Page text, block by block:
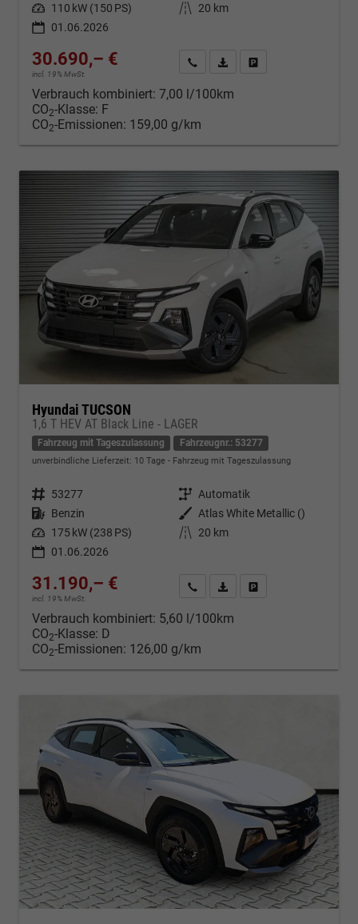
Leistung 110 kW (150 PS) Kilometerstand
20 km
01.06.2026
30.690,– €
incl. 19% MwSt.
Kontakt & Angebot anfordern
PDF-Datei, Fahrzeugexposé
Verbrauch kombiniert: 7,00 l/100km
CO2-Klasse: F
CO2-Emissionen: 159,00 g/km
Hyundai TUCSON
1,6 T HEV AT Black Line - LAGER
Fahrzeug mit Tageszulassung Fahrzeugnr.: 53277
unverbindliche Lieferzeit: 10 Tage Fahrzeug mit Tageszulassung
Fahrzeugnr. 53277 Getriebe Automatik
Kraftstoff Benzin Außenfarbe
Atlas White Metallic ()
Leistung 175 kW (238 PS) Kilometerstand
20 km
01.06.2026
31.190,– €
incl. 19% MwSt.
Kontakt & Angebot anfordern
PDF-Datei, Fahrzeugexposé
Verbrauch kombiniert: 5,60 l/100km
CO2-Klasse: D
CO2-Emissionen: 126,00 g/km